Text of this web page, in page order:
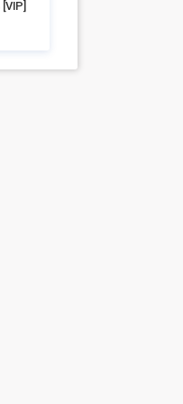
[VIP] دانلود ماد تیگو 8 پرو برای فایوام